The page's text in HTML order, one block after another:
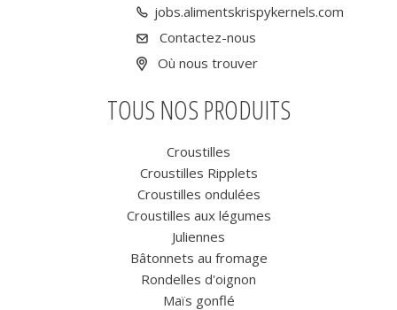
jobs.alimentskrispykernels.com
Contactez-nous
Où nous trouver
TOUS NOS PRODUITS
Croustilles
Croustilles Ripplets
Croustilles ondulées
Croustilles aux légumes
Juliennes
Bâtonnets au fromage
Rondelles d'oignon
Maïs gonflé